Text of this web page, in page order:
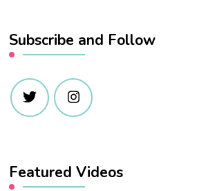
Subscribe and Follow
Featured Videos